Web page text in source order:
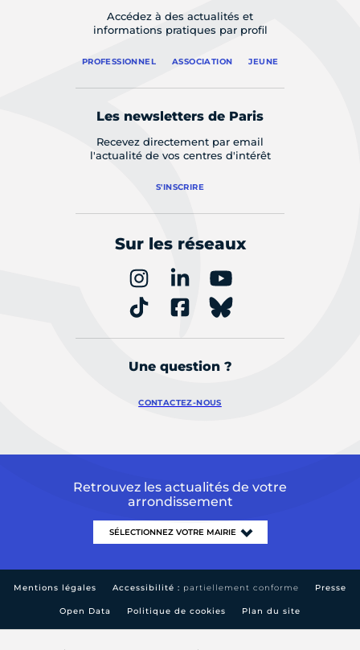
Accédez à des actualités et
informations pratiques par profil
PROFESSIONNEL ASSOCIATION JEUNE
Les newsletters de Paris
Recevez directement par email
l'actualité de vos centres d'intérêt
S'INSCRIRE
Sur les réseaux
Une question ?
CONTACTEZ-NOUS
Retrouvez les actualités de votre
arrondissement
Mentions légales Accessibilité : partiellement conforme Presse
Open Data Politique de cookies Plan du site